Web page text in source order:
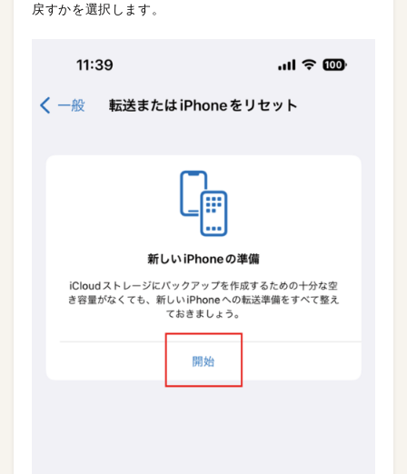
戻すかを選択します。